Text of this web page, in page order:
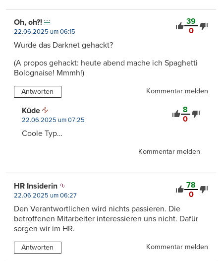
39
0
Oh, oh?!
22.06.2025 um 06:15
Wurde das Darknet gehackt?
(A propos gehackt: heute abend mache ich Spaghetti
Bolognaise! Mmmh!)
Antworten Kommentar melden
8
0
Küde
22.06.2025 um 07:25
Coole Typ…
Kommentar melden
78
0
HR Insiderin
22.06.2025 um 06:27
Den Verantwortlichen wird nichts passieren. Die
betroffenen Mitarbeiter interessieren uns nicht. Dafür
sorgen wir im HR.
Antworten Kommentar melden